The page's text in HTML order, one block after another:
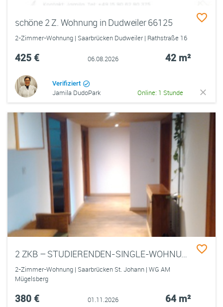
schöne 2 Z. Wohnung in Dudweiler 66125
2-Zimmer-Wohnung | Saarbrücken Dudweiler | Rathstraße 16
425 € 06.08.2026 42 m²
Verifiziert
Jamila DudoPark Online: 1 Stunde
2 ZKB – STUDIERENDEN-SINGLE-WOHNUNG - SAARBRÜCKEN - ST.JOHANN - AM NAUWIESER VIERTEL
2-Zimmer-Wohnung | Saarbrücken St. Johann | WG AM
Mügelsberg
380 € 01.11.2026 64 m²